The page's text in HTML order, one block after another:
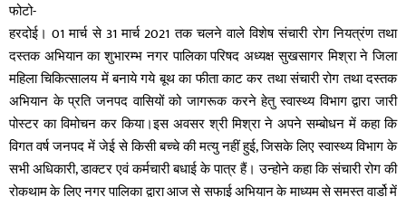
फोटो-
हरदोई। 01 मार्च से 31 मार्च 2021 तक चलने वाले विशेष संचारी रोग नियत्रंण तथा
दस्तक अभियान का शुभारम्भ नगर पालिका परिषद अध्यक्ष सुखसागर मिश्रा ने जिला
महिला चिकित्सालय में बनाये गये बूथ का फीता काट कर तथा संचारी रोग तथा दस्तक
अभियान के प्रति जनपद वासियों को जागरूक करने हेतु स्वास्थ्य विभाग द्वारा जारी
पोस्टर का विमोचन कर किया।इस अवसर श्री मिश्रा ने अपने सम्बोधन में कहा कि
विगत वर्ष जनपद में जेई से किसी बच्चे की मत्यु नहीं हुई, जिसके लिए स्वास्थ्य विभाग के
सभी अधिकारी, डाक्टर एवं कर्मचारी बधाई के पात्र हैं। उन्होने कहा कि संचारी रोग की
रोकथाम के लिए नगर पालिका द्वारा आज से सफाई अभियान के माध्यम से समस्त वार्डो में